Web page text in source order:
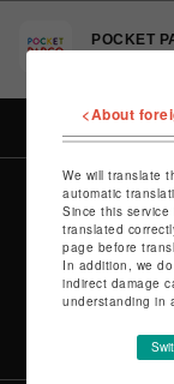
POCKET
全カテゴリーから探す
culture TOP
POP-UP SHOP TOP
PARCO GAMES
<About
We will translate
automatic
Since this
translated
page before
In addition, we
indirect damage
understanding in